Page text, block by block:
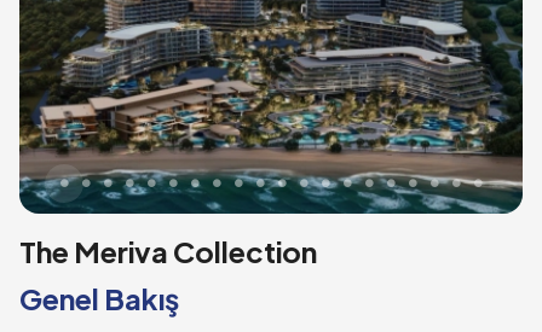
The Meriva Collection
Genel Bakış